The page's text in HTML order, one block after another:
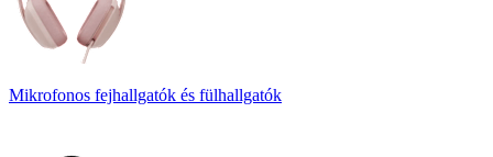
Mikrofonos fejhallgatók és fülhallgatók